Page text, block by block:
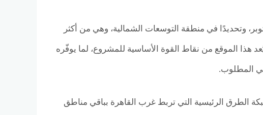
كمبوند جاردن هيلز أكتوبر بموقع استراتيجي مميز داخل مدينة 6 أكتوبر، وتحديدًا في منطقة التوسعات الشمالية، وهي من أكثر
هذا الموقع من نقاط القوة الأساسية للمشروع، لما يوفّره
المطلوب.
الطرق الرئيسية التي تربط غرب القاهرة بباقي مناطق